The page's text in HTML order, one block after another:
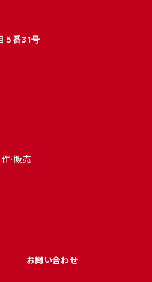
５番31号
･販売
お問い合わせ